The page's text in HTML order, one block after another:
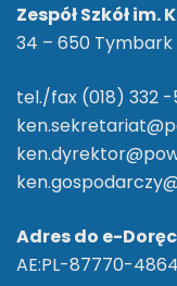
Zespół Szkół im.
34 – 650
tel./fax (018) 332
Adres do e-
AE:PL-87770-